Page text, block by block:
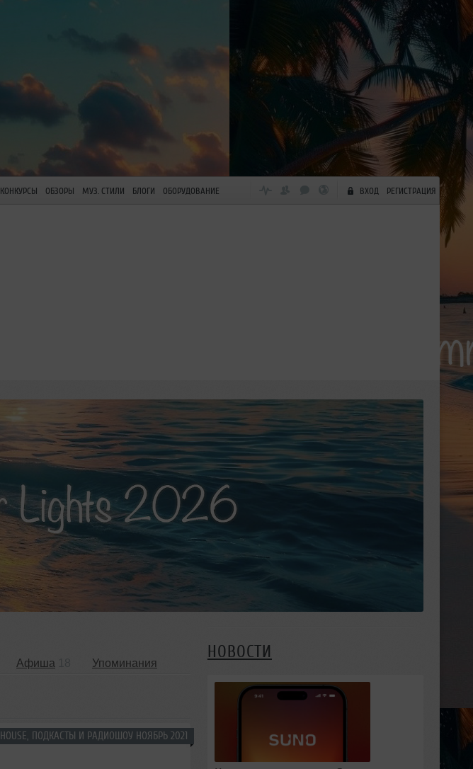
КОНКУРСЫ ОБЗОРЫ МУЗ. СТИЛИ БЛОГИ ОБОРУДОВАНИЕ ВХОД РЕГИСТРАЦИЯ
Афиша Упоминания
HOUSE, ПОДКАСТЫ И РАДИОШОУ НОЯБРЬ 2021
НОВОСТИ